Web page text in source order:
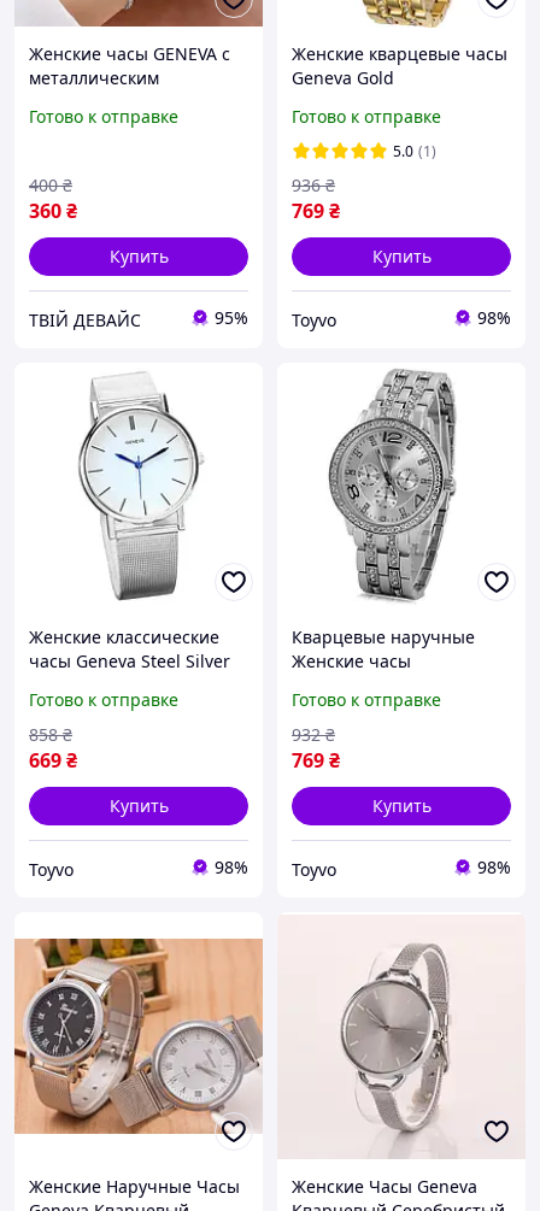
Женские часы GENEVA с
металлическим
Готово к отправке
360₴
400 ₴
Купить
ТВІЙ ДЕВАЙС 95%
Женские кварцевые часы
Geneva Gold
Готово к отправке
5.0 (1)
769₴
936 ₴
Купить
Toyvo 98%
Женские классические
часы Geneva Steel Silver
Готово к отправке
669₴
858 ₴
Купить
Toyvo 98%
Кварцевые наручные
Женские часы
BUYT Кварцевий
наручний Жіночий
годинник срібний Geneva
Silver
Готово к отправке
769₴
932 ₴
Купить
Toyvo 98%
Женские Наручные Часы
Женские Часы Geneva